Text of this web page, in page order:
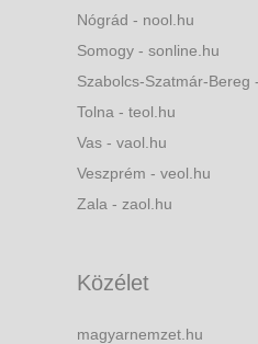
Nógrád - nool.hu
Somogy - sonline.hu
Szabolcs-Szatmár-Bereg
Tolna - teol.hu
Vas - vaol.hu
Veszprém - veol.hu
Zala - zaol.hu
Közélet
magyarnemzet.hu